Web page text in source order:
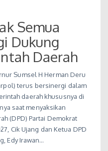
Semua
Dukung
Daerah
Sumsel H Herman Deru
terus bersinergi dalam
daerah khususnya di
saat menyaksikan
(DPD) Partai Demokrat
Cik Ujang dan Ketua DPD
Edy Irawan…